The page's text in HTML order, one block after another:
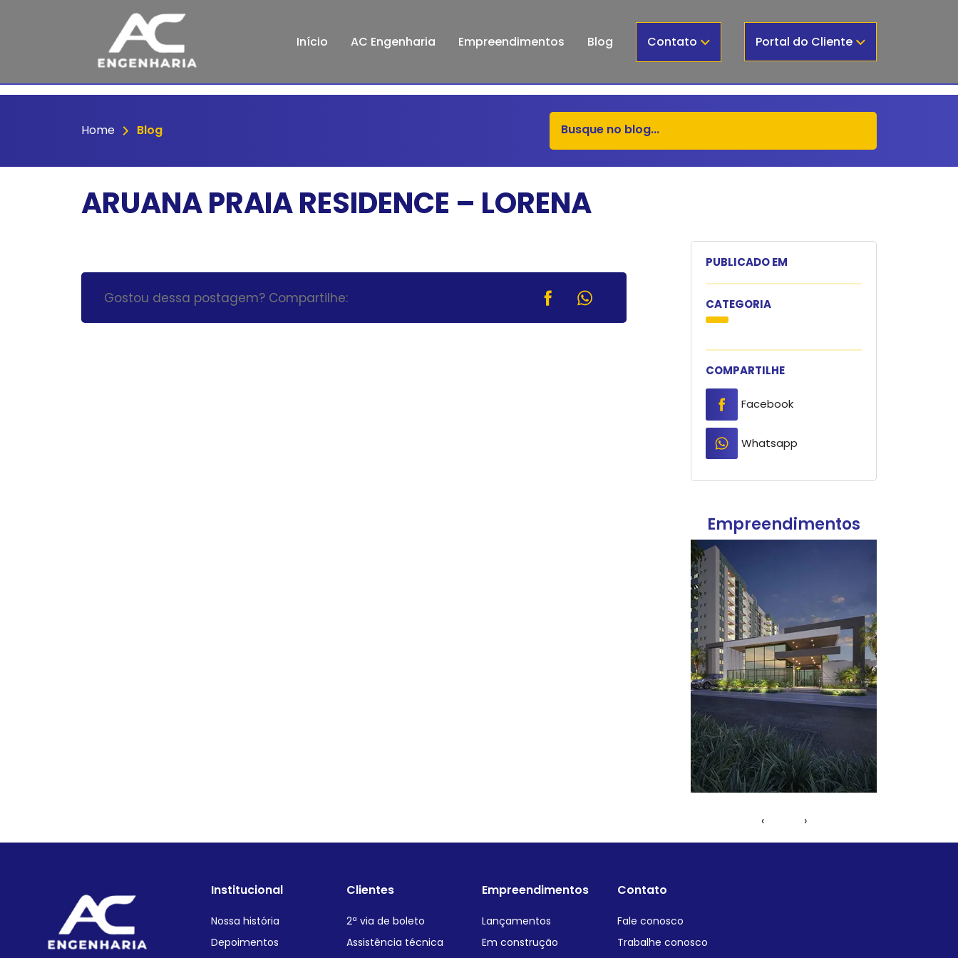
Início AC Engenharia Empreendimentos Blog Contato Portal do Cliente
Home Blog
ARUANA PRAIA RESIDENCE – LORENA
Gostou dessa postagem? Compartilhe:
PUBLICADO EM
CATEGORIA
COMPARTILHE
Facebook
Whatsapp
Empreendimentos
‹ ›
Institucional
Nossa história
Depoimentos
Clientes
2ª via de boleto
Assistência técnica
Empreendimentos
Lançamentos
Em construção
Contato
Fale conosco
Trabalhe conosco